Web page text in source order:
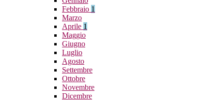
Febbraio 1
Marzo
Aprile 1
Maggio
Giugno
Luglio
Agosto
Settembre
Ottobre
Novembre
Dicembre